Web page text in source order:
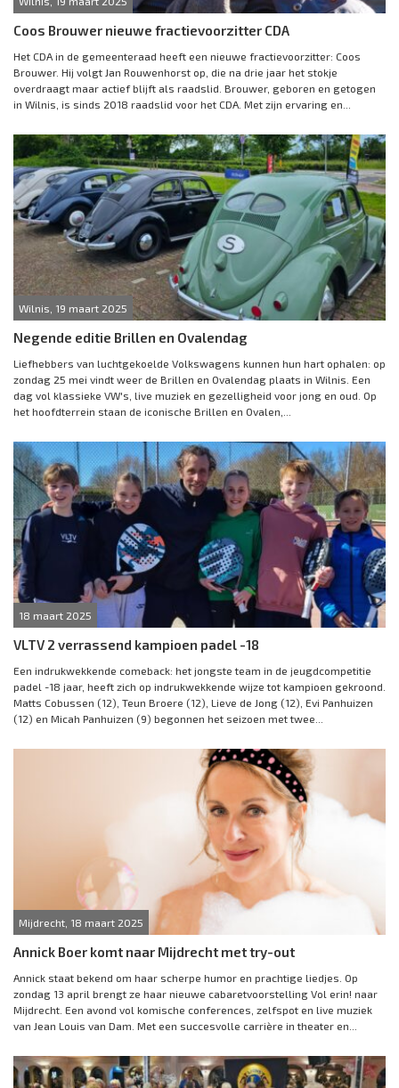
Coos Brouwer nieuwe fractievoorzitter CDA
Het CDA in de gemeenteraad heeft een nieuwe fractievoorzitter: Coos
Brouwer. Hij volgt Jan Rouwenhorst op, die na drie jaar het stokje
overdraagt maar actief blijft als raadslid. Brouwer, geboren en getogen
in Wilnis, is sinds 2018 raadslid voor het CDA. Met zijn ervaring en...
Wilnis, 19 maart 2025
Negende editie Brillen en Ovalendag
Liefhebbers van luchtgekoelde Volkswagens kunnen hun hart ophalen: op
zondag 25 mei vindt weer de Brillen en Ovalendag plaats in Wilnis. Een
dag vol klassieke VW's, live muziek en gezelligheid voor jong en oud. Op
het hoofdterrein staan de iconische Brillen en Ovalen,...
18 maart 2025
VLTV 2 verrassend kampioen padel -18
Een indrukwekkende comeback: het jongste team in de jeugdcompetitie
padel -18 jaar, heeft zich op indrukwekkende wijze tot kampioen gekroond.
Matts Cobussen (12), Teun Broere (12), Lieve de Jong (12), Evi Panhuizen
(12) en Micah Panhuizen (9) begonnen het seizoen met twee...
Mijdrecht, 18 maart 2025
Annick Boer komt naar Mijdrecht met try-out
Annick staat bekend om haar scherpe humor en prachtige liedjes. Op
zondag 13 april brengt ze haar nieuwe cabaretvoorstelling Vol erin! naar
Mijdrecht. Een avond vol komische conferences, zelfspot en live muziek
van Jean Louis van Dam. Met een succesvolle carrière in theater en...